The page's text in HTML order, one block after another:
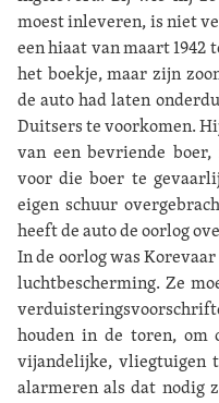
moest inleveren, is niet
een hiaat van maart 1942
het boekje, maar zijn
de auto had laten
Duitsers te voorkomen.
van een bevriende
voor die boer te
eigen schuur
heeft de auto de oorlog
In de oorlog was
luchtbescherming. Ze
houden in de toren, om
vijandelijke, vliegtuigen
alarmeren als dat nodig